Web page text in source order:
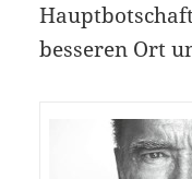
besseren Ort